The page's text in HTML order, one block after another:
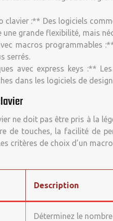
clavier :** Des logiciels
grande flexibilité, mais
macros programmables
serrés.
avec express keys :**
dans les logiciels de
ne doit pas être pris à la
de touches, la facilité de
critères de choix d’un
Description
Déterminez le